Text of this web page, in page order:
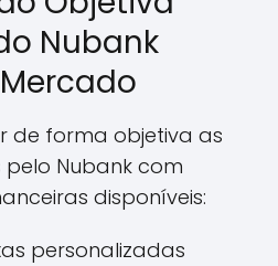
Nubank
de forma objetiva as
Nubank com
disponíveis:
personalizadas